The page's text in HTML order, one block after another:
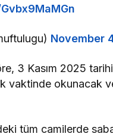
November
3 Kasım 2025
vaktinde okunacak
tüm camilerde